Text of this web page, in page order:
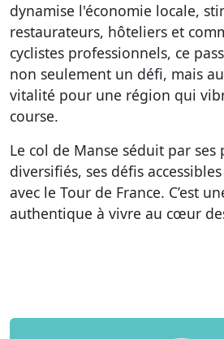
dynamise l'économie locale,
restaurateurs, hôteliers et
cyclistes professionnels, ce
non seulement un défi, mais
vitalité pour une région qui
course.
Le col de Manse séduit par ses
diversifiés, ses défis
avec le Tour de France. C’est
authentique à vivre au cœur